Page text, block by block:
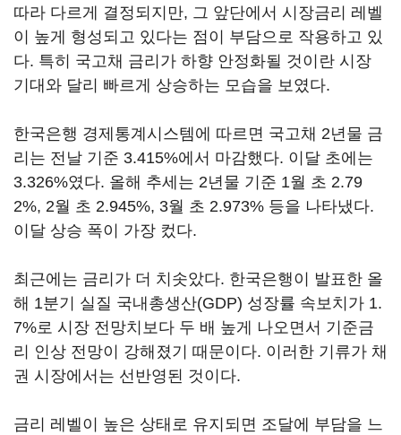
따라 다르게 결정되지만, 그 앞단에서 시장금리 레벨
이 높게 형성되고 있다는 점이 부담으로 작용하고 있
다. 특히 국고채 금리가 하향 안정화될 것이란 시장
기대와 달리 빠르게 상승하는 모습을 보였다.
한국은행 경제통계시스템에 따르면 국고채 2년물 금
리는 전날 기준 3.415%에서 마감했다. 이달 초에는
3.326%였다. 올해 추세는 2년물 기준 1월 초 2.79
2%, 2월 초 2.945%, 3월 초 2.973% 등을 나타냈다.
이달 상승 폭이 가장 컸다.
최근에는 금리가 더 치솟았다. 한국은행이 발표한 올
해 1분기 실질 국내총생산(GDP) 성장률 속보치가 1.
7%로 시장 전망치보다 두 배 높게 나오면서 기준금
리 인상 전망이 강해졌기 때문이다. 이러한 기류가 채
권 시장에서는 선반영된 것이다.
금리 레벨이 높은 상태로 유지되면 조달에 부담을 느